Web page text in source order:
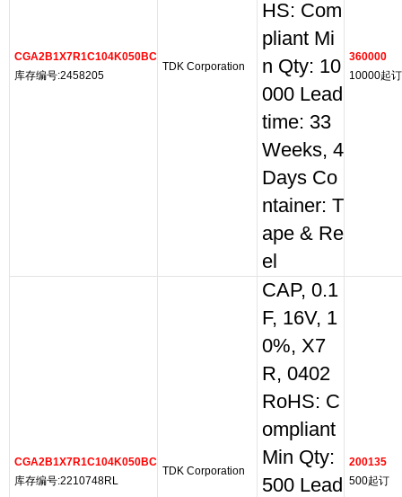
CGA2B1X7R1C104K050BC
库存编号:2458205
TDK Corporation
HS: Com
pliant Mi
n Qty: 10
000 Lead
time: 33
Weeks, 4
Days Co
ntainer: T
ape & Re
el
360000
10000起订
CGA2B1X7R1C104K050BC
库存编号:2210748RL
TDK Corporation
CAP, 0.1
F, 16V, 1
0%, X7
R, 0402
RoHS: C
ompliant
Min Qty:
500 Lead
200135
500起订